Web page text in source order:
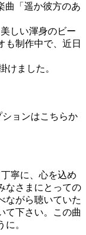
曲「遥か彼方のあ
しい渾身のビー
も制作中で、近日
けました。
ションはこちらか
寧に、心を込め
なさまにとっての
ながら聴いていた
て下さい。この曲
。